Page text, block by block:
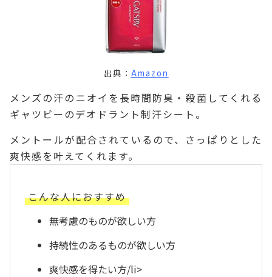
出典： Amazon
メンズの汗のニオイを長時間防臭・殺菌してくれる
ギャツビーのデオドラント制汗シート。
メントールが配合されているので、さっぱりとした
爽快感を叶えてくれます。
こんな人におすすめ
無考慮のものが欲しい方
持続性のあるものが欲しい方
爽快感を得たい方/li>